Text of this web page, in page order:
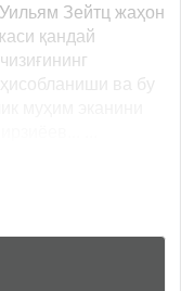
Зейтц жаҳон
қандай
ва бу